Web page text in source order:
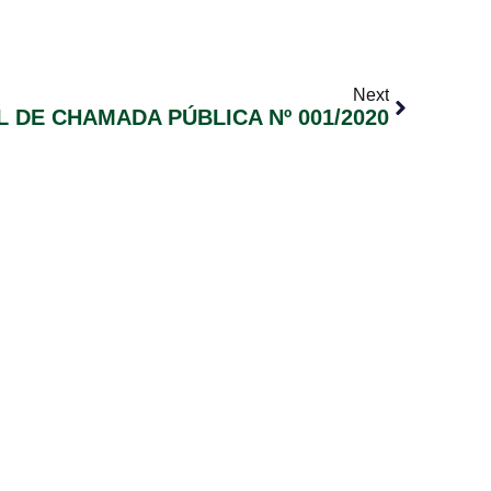
Next
DE CHAMADA PÚBLICA Nº 001/2020